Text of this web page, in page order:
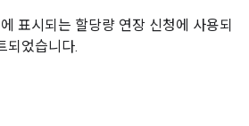
표시되는 할당량 연장 신청에 사용되
되었습니다.